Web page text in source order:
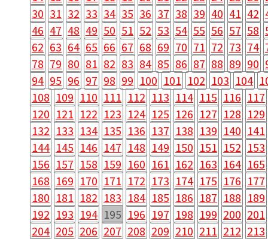
30 31 32 33 34 35 36 37 38 39 40 41 42
46 47 48 49 50 51 52 53 54 55 56 57 58
62 63 64 65 66 67 68 69 70 71 72 73 74
78 79 80 81 82 83 84 85 86 87 88 89 90
94 95 96 97 98 99 100 101 102 103 104
108 109 110 111 112 113 114 115 116 117
120 121 122 123 124 125 126 127 128 129
132 133 134 135 136 137 138 139 140 141
144 145 146 147 148 149 150 151 152 153
156 157 158 159 160 161 162 163 164 165
168 169 170 171 172 173 174 175 176 177
180 181 182 183 184 185 186 187 188 189
192 193 194 195 196 197 198 199 200 201
204 205 206 207 208 209 210 211 212 213